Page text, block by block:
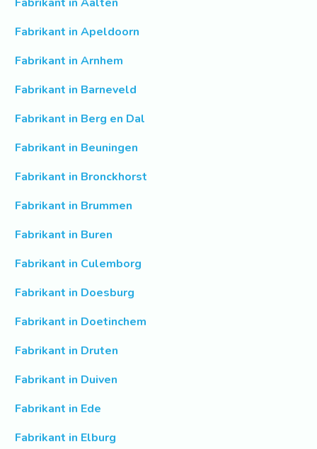
Fabrikant in Aalten
Fabrikant in Apeldoorn
Fabrikant in Arnhem
Fabrikant in Barneveld
Fabrikant in Berg en Dal
Fabrikant in Beuningen
Fabrikant in Bronckhorst
Fabrikant in Brummen
Fabrikant in Buren
Fabrikant in Culemborg
Fabrikant in Doesburg
Fabrikant in Doetinchem
Fabrikant in Druten
Fabrikant in Duiven
Fabrikant in Ede
Fabrikant in Elburg